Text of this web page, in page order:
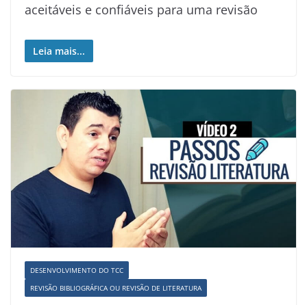
aceitáveis e confiáveis para uma revisão
Leia mais...
DESENVOLVIMENTO DO TCC
REVISÃO BIBLIOGRÁFICA OU REVISÃO DE LITERATURA